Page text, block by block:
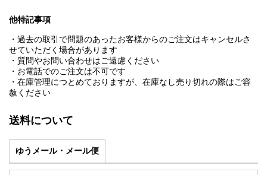
他特記事項
・過去の取引で問題のあったお客様からのご注文はキャンセルさ
せていただく場合があります
・質問やお問い合わせはご遠慮ください
・お電話でのご注文は不可です
・在庫管理につとめておりますが、在庫なし売り切れの際はご容
赦ください
送料について
ゆうメール・メール便